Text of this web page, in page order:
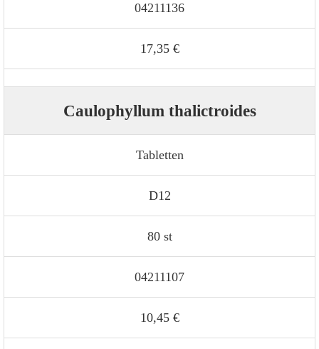
04211136
17,35 €
Caulophyllum thalictroides
Tabletten
D12
80 st
04211107
10,45 €